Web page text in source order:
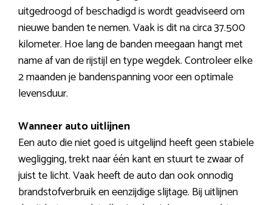
uitgedroogd of beschadigd is wordt geadviseerd om
nieuwe banden te nemen. Vaak is dit na circa 37.500
kilometer. Hoe lang de banden meegaan hangt met
name af van de rijstijl en type wegdek. Controleer elke
2 maanden je bandenspanning voor een optimale
levensduur.
Wanneer auto uitlijnen
Een auto die niet goed is uitgelijnd heeft geen stabiele
wegligging, trekt naar één kant en stuurt te zwaar of
juist te licht. Vaak heeft de auto dan ook onnodig
brandstofverbruik en eenzijdige slijtage. Bij uitlijnen